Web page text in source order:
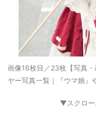
画像16枚目／23枚 【写真
ヤー写真一覧｜『ウマ娘
▼スクロ